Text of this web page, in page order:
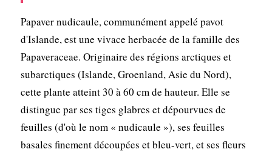
Papaver nudicaule, communément appelé pavot
d'Islande, est une vivace herbacée de la famille des
Papaveraceae. Originaire des régions arctiques et
subarctiques (Islande, Groenland, Asie du Nord),
cette plante atteint 30 à 60 cm de hauteur. Elle se
distingue par ses tiges glabres et dépourvues de
feuilles (d'où le nom « nudicaule »), ses feuilles
basales finement découpées et bleu-vert, et ses fleurs